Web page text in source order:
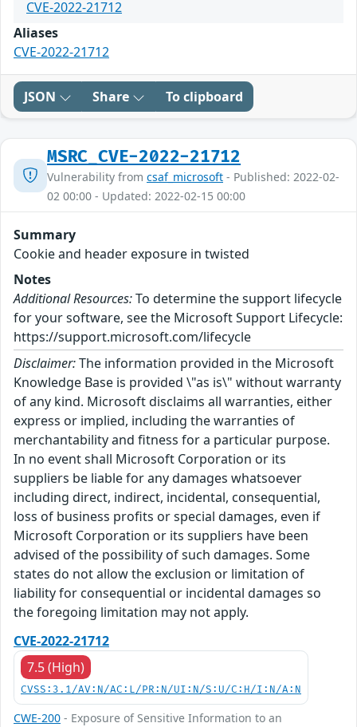
CVE-2022-21712
Aliases
CVE-2022-21712
JSON Share To clipboard
MSRC_CVE-2022-21712
Vulnerability from csaf_microsoft - Published: 2022-02-
02 00:00 - Updated: 2022-02-15 00:00
Summary
Cookie and header exposure in twisted
Notes
Additional Resources:To determine the support lifecycle
for your software, see the Microsoft Support Lifecycle:
https://support.microsoft.com/lifecycle
Disclaimer:The information provided in the Microsoft
Knowledge Base is provided \"as is\" without warranty
of any kind. Microsoft disclaims all warranties, either
express or implied, including the warranties of
merchantability and fitness for a particular purpose.
In no event shall Microsoft Corporation or its
suppliers be liable for any damages whatsoever
including direct, indirect, incidental, consequential,
loss of business profits or special damages, even if
Microsoft Corporation or its suppliers have been
advised of the possibility of such damages. Some
states do not allow the exclusion or limitation of
liability for consequential or incidental damages so
the foregoing limitation may not apply.
CVE-2022-21712
7.5 (High)
CVSS:3.1/AV:N/AC:L/PR:N/UI:N/S:U/C:H/I:N/A:N
CWE-200 - Exposure of Sensitive Information to an